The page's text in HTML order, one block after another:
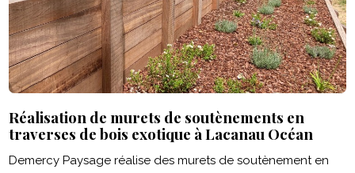
Réalisation de murets de soutènements en
traverses de bois exotique à Lacanau Océan
Demercy Paysage réalise des murets de soutènement en